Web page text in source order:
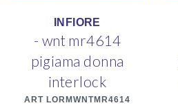
INFIORE
- wnt mr4614
pigiama donna
interlock
ART LORMWNTMR4614